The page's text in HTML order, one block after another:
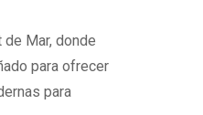
Mar, donde
para ofrecer
para